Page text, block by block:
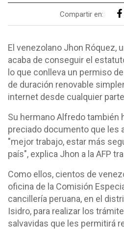
Compartir en:
El venezolano Jhon Róquez,
acaba de conseguir el
lo que conlleva un permiso
de duración renovable
internet desde cualquier
Su hermano Alfredo también
preciado documento que les
"mejor trabajo, estar más
país", explica Jhon a la AFP
Como ellos, cientos de
oficina de la Comisión
cancillería peruana, en el
Isidro, para realizar los
salvavidas que les permitirá